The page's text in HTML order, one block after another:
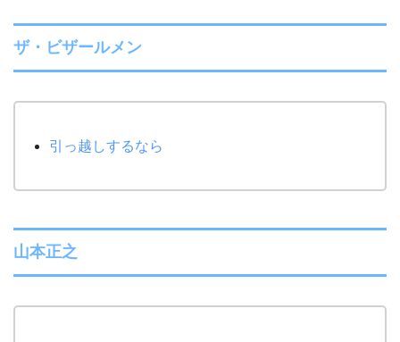
ザ・ビザールメン
引っ越しするなら
山本正之